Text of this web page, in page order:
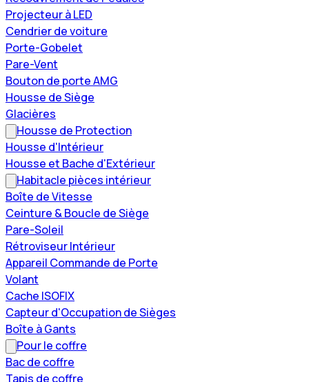
Projecteur à LED
Cendrier de voiture
Porte-Gobelet
Pare-Vent
Bouton de porte AMG
Housse de Siège
Glacières
Housse de Protection
Housse d'Intérieur
Housse et Bache d'Extérieur
Habitacle pièces intérieur
Boîte de Vitesse
Ceinture & Boucle de Siège
Pare-Soleil
Rétroviseur Intérieur
Appareil Commande de Porte
Volant
Cache ISOFIX
Capteur d'Occupation de Sièges
Boîte à Gants
Pour le coffre
Bac de coffre
Tapis de coffre